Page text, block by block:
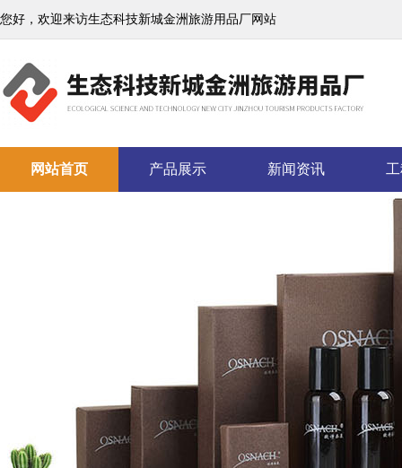
您好，欢迎来访生态科技新城金洲旅游用品厂网站
网站首页 产品展示 新闻资讯